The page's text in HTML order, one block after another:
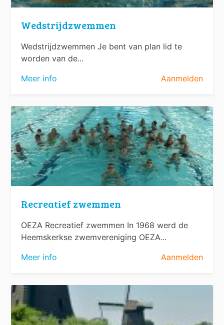
Wedstrijdzwemmen
Wedstrijdzwemmen Je bent van plan lid te
worden van de...
Meer info
Aanmelden
Recreatief zwemmen
OEZA Recreatief zwemmen In 1968 werd de
Heemskerkse zwemvereniging OEZA...
Meer info
Aanmelden